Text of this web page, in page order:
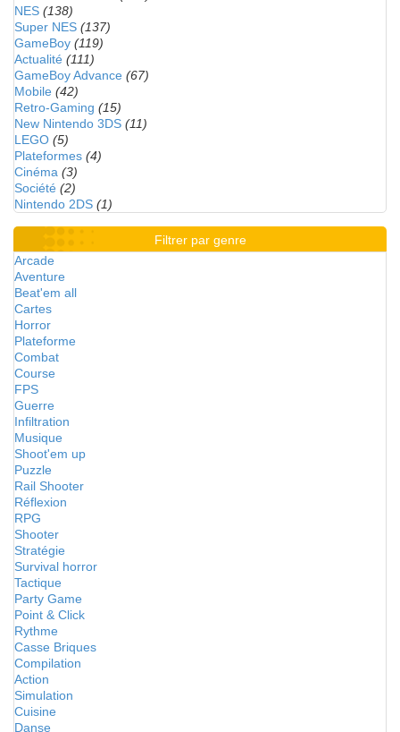
NES (138)
Super NES (137)
GameBoy (119)
Actualité (111)
GameBoy Advance (67)
Mobile (42)
Retro-Gaming (15)
New Nintendo 3DS (11)
LEGO (5)
Plateformes (4)
Cinéma (3)
Société (2)
Nintendo 2DS (1)
Filtrer par genre
Arcade
Aventure
Beat'em all
Cartes
Horror
Plateforme
Combat
Course
FPS
Guerre
Infiltration
Musique
Shoot'em up
Puzzle
Rail Shooter
Réflexion
RPG
Shooter
Stratégie
Survival horror
Tactique
Party Game
Point & Click
Rythme
Casse Briques
Compilation
Action
Simulation
Cuisine
Danse